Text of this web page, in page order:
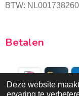
Deze website
BTW:
Betalen